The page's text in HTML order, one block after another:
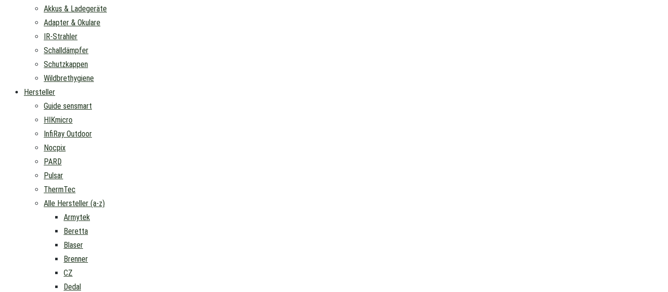
Akkus & Ladegeräte
Adapter & Okulare
IR-Strahler
Schalldämpfer
Schutzkappen
Wildbrethygiene
Hersteller
Guide sensmart
HIKmicro
InfiRay Outdoor
Nocpix
PARD
Pulsar
ThermTec
Alle Hersteller (a-z)
Armytek
Beretta
Blaser
Brenner
CZ
Dedal